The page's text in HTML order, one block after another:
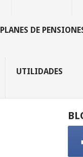
PLANES DE
UTILIDADES